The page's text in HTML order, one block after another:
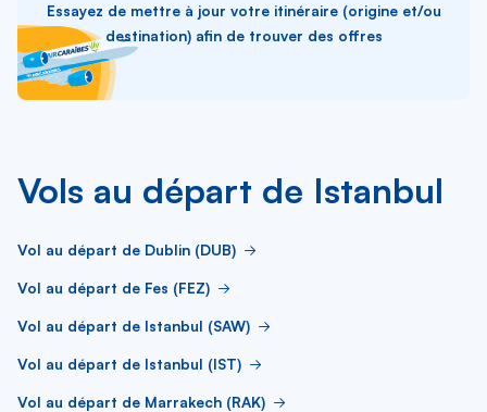
Essayez de mettre à jour votre itinéraire (origine et/ou
destination) afin de trouver des offres
Vols au départ de Istanbul
Vol au départ de Dublin (DUB)
Vol au départ de Fes (FEZ)
Vol au départ de Istanbul (SAW)
Vol au départ de Istanbul (IST)
Vol au départ de Marrakech (RAK)